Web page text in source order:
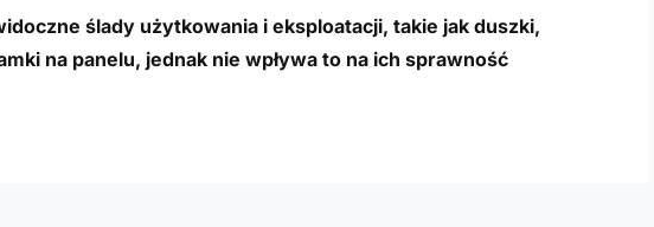
ślady użytkowania i eksploatacji, takie jak duszki,
na panelu, jednak nie wpływa to na ich sprawność